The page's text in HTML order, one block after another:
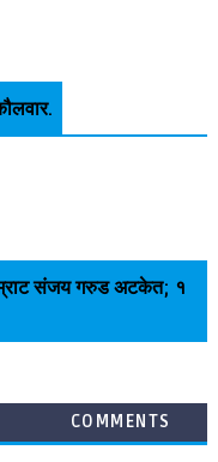
संजय गरुड अटकेत; १
COMMENTS